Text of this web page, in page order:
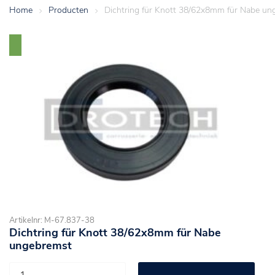
Home > Producten > Dichtring für Knott 38/62x8mm für Nabe
Artikelnr: M-67.837-38
Dichtring für Knott 38/62x8mm für Nabe
ungebremst